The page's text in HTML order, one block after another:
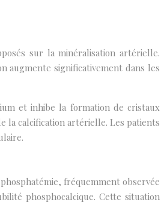
sur la minéralisation artérielle.
augmente significativement dans les
et inhibe la formation de cristaux
la calcification artérielle. Les patients
fréquemment observée
phosphocalcique. Cette situation